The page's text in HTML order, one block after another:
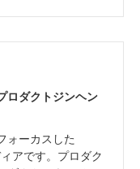
ダクトジンヘン
ォーカスした
アです。プロダク